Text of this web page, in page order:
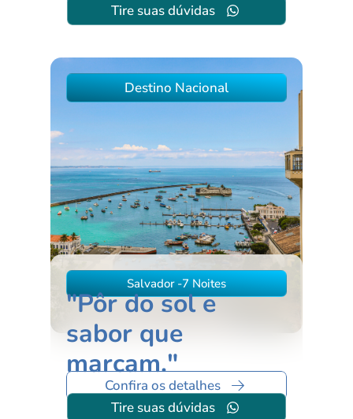
Tire suas dúvidas
Destino Nacional
Salvador -7 Noites
"Pôr do sol e
sabor que
marcam."
Confira os detalhes
Tire suas dúvidas